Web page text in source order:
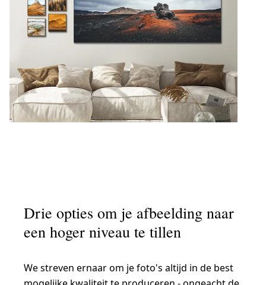
Drie opties om je afbeelding naar
een hoger niveau te tillen
We streven ernaar om je foto's altijd in de best